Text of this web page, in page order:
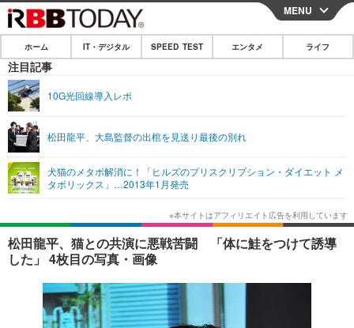
CLOSE
ホーム
IT・デジタル
ショッピング その他
SPEED TEST
エンタメ
エンタメTOP
韓国・芸能
音楽 スポーツ
ショッピング
ライフ
ライフTOP グルメ
ペット ショッピング
その他
リリース一覧
プッシュ通知の停止方法
MENU
ホーム IT・デジタル SPEED TEST エンタメ ライフ
注目記事
10G光回線導入レポ
松田龍平、大島監督の出棺を見送り最後の別れ
犬猫のメタボ解消に！「ヒルズのプリスクリプション・ダイエット メ
タボリックス」…2013年1月発売
松田龍平、猫との共演に悪戦苦闘 「体に鮭をつけて誘導
した」 4枚目の写真・画像